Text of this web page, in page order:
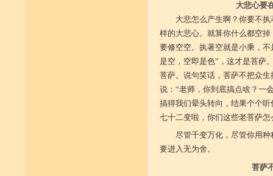
大悲心要
大悲怎么产生啊？你要不
样的大悲心。就算你什么都空
要修空空。执著空就是小乘，
是空，空即是色”，这才是菩萨
菩萨。说句笑话，菩萨不把众
说：“老师，你到底搞点啥？一
搞得我们晕头转向，结果个个
七十二变啦，你们这些老菩萨
尽管千变万化，尽管你用
要进入无为舍。
菩萨